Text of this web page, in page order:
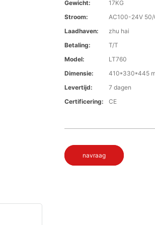
Gewicht:
17KG
Stroom:
AC100-24V
Laadhaven:
zhu hai
Betaling:
T/T
Model:
LT760
Dimensie:
410*330*445
Levertijd:
7 dagen
Certificering:
CE
navraag